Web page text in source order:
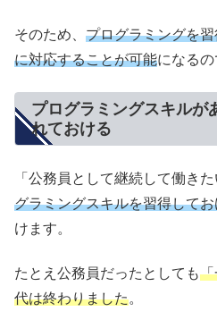
そのため、 プログラミングを
に対応することが可能になるの
プログラミングスキルが
れておける
「公務員として継続して働き
グラミングスキルを習得して
けます。
たとえ公務員だったとしても「
代は終わりました。